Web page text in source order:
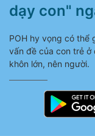
dạy con"
POH hy vọng có thể
vấn đề của con trẻ ở
khôn lớn, nên người.